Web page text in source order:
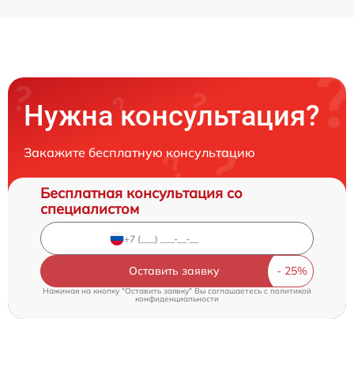
Нужна консультация?
Закажите бесплатную консультацию
Бесплатная консультация со
специалистом
Оставить заявку
Нажимая на кнопку "Оставить заявку" Вы соглашаетесь cполитикой
конфиденциальности